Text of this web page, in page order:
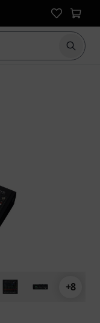
Suche
Kundenbewertungen
+8